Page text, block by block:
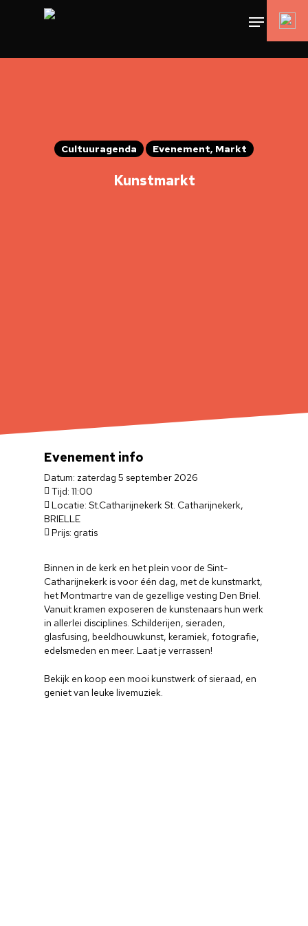
Cultuuragenda Evenement, Markt
Kunstmarkt
Binnen in de kerk en het plein voor de Sint-
Catharijnekerk is voor één dag, met de kunstmarkt,
het Montmartre van de gezellige vesting Den Briel.
Vanuit kramen exposeren de kunstenaars hun werk
in allerlei disciplines. Schilderijen, sieraden,
glasfusing, beeldhouwkunst, keramiek, fotografie,
edelsmeden en meer. Laat je verrassen!
Bekijk en koop een mooi kunstwerk of sieraad, en
geniet van leuke livemuziek.
Evenement info
Datum: zaterdag 5 september 2026
Tijd: 11:00
Locatie: St.Catharijnekerk St. Catharijnekerk,
BRIELLE
Prijs: gratis